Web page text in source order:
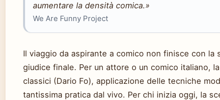
aumentare la densità comica.»
We Are Funny Project
Il viaggio da aspirante a comico non finisce con la
giudice finale. Per un attore o un comico italiano,
classici (Dario Fo), applicazione delle tecniche
tantissima pratica dal vivo. Per chi inizia oggi, la